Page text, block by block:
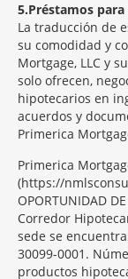
5 Préstamos
La traducción de
su comodidad y
Mortgage, LLC y
solo ofrecen,
hipotecarios en
acuerdos y
Primerica
Primerica
(https://
OPORTUNIDAD
Corredor
sede se
30099-0001.
productos